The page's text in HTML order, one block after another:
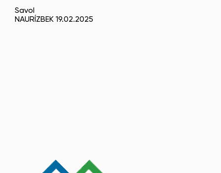
Savol
NAURÍZBEK 19.02.2025